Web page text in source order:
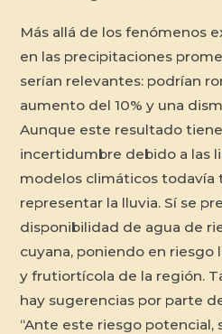
Más allá de los fenómenos
en las precipitaciones
serían relevantes: podrían
aumento del 10% y una
Aunque este resultado
incertidumbre debido a las
modelos climáticos todavía
representar la lluvia. Sí se
disponibilidad de agua de
cuyana, poniendo en
y frutiortícola de la región.
hay sugerencias por parte
“Ante este riesgo potencial,